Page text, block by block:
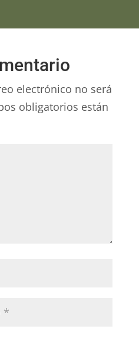
electrónico no será
obligatorios están